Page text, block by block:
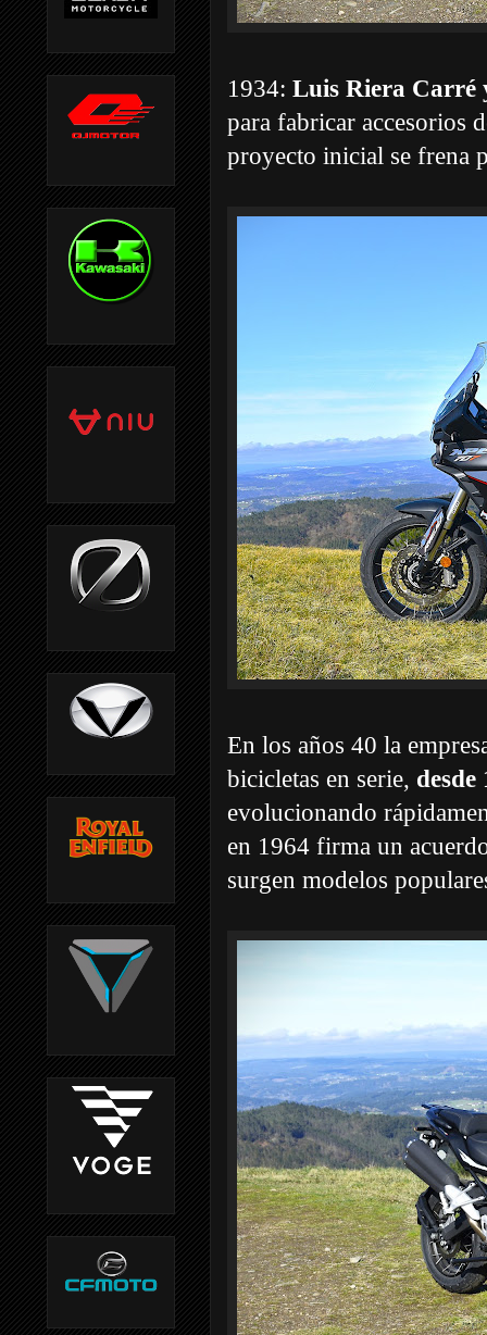
1934: Luis Riera Carré
para fabricar accesorios
proyecto inicial se frena
En los años 40 la
bicicletas en serie,
evolucionando
en 1964 firma un
surgen modelos